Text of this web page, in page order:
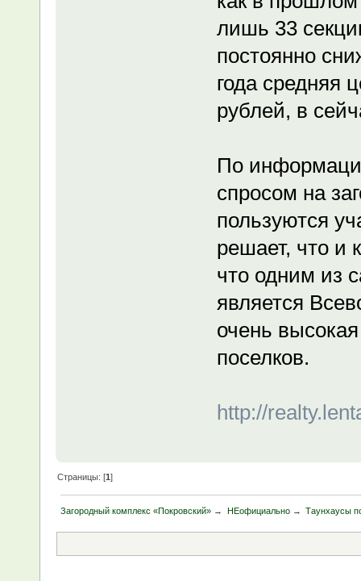
лишь 33
постоянно
года средняя
рублей, в
По
спросом на
пользуются
решает, что и
что одним из
является
очень
поселков.
http://
Страницы: [1]
Загородный комплекс «Покровский» → НЕофициально→ Таунхаусы